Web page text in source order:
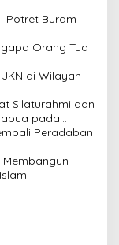
Potret Buram
Orang Tua
di Wilayah
Silaturahmi dan
pada
Peradaban